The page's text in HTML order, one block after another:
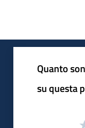
Quanto
su questa